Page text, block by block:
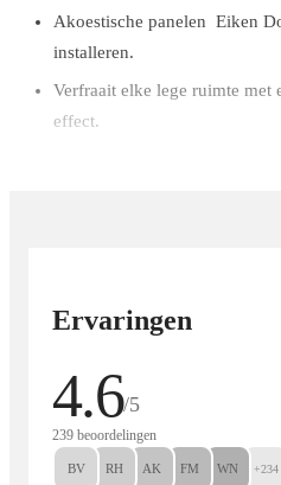
Akoestische panelen Eiken
installeren.
Verfraait elke lege ruimte met
effect.
Kantoren: Focus en
Beschikbare
Ervaringen
4.6/5
239 beoordelingen
BV RH AK FM WN +234